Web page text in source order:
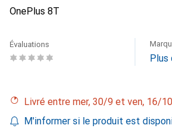
OnePlus 8T
Évaluations
Plus
Livré entre mer, 30/9 et ven, 16/10
M'informer si le produit est